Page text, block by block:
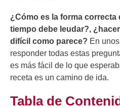
¿Cómo es la forma
tiempo debe leudar?,
difícil como parece? En
responder todas estas
es más fácil de lo que
receta es un camino de ida.
Tabla de